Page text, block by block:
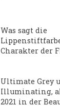
Was sagt die
Charakter der
Ultimate Grey
Illuminating,
2021 in der